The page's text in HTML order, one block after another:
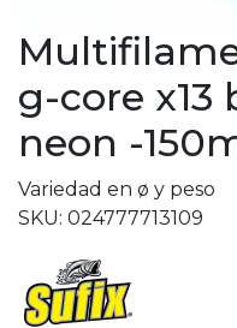
g-core x13
neon -
Variedad en ø y peso
SKU: 024777713109